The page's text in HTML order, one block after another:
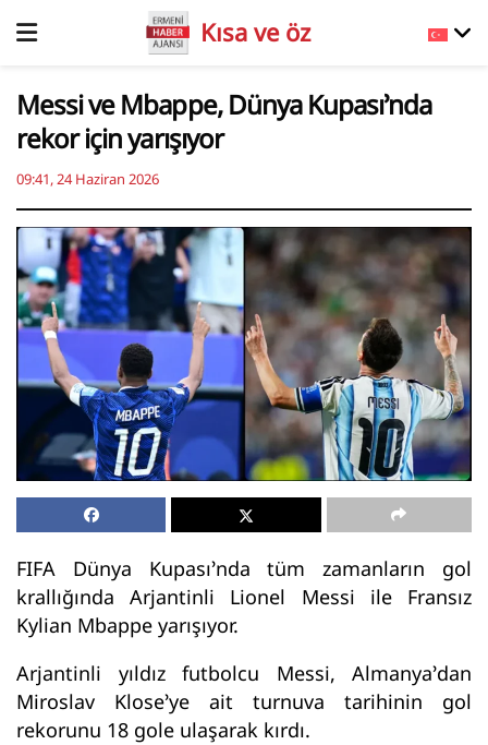
Kısa ve öz
Messi ve Mbappe, Dünya Kupası’nda
rekor için yarışıyor
09:41, 24 Haziran 2026
FIFA Dünya Kupası’nda tüm zamanların gol
krallığında Arjantinli Lionel Messi ile Fransız
Kylian Mbappe yarışıyor.
Arjantinli yıldız futbolcu Messi, Almanya’dan
Miroslav Klose’ye ait turnuva tarihinin gol
rekorunu 18 gole ulaşarak kırdı.